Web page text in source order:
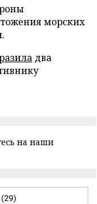
морских
два
на наши
(29)